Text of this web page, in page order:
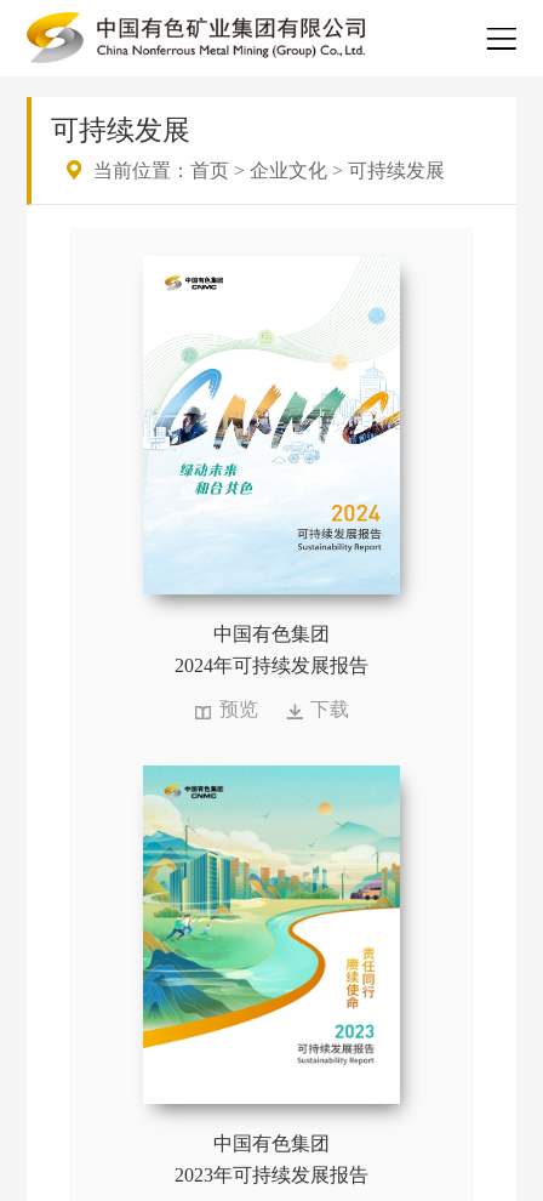
可持续发展
当前位置：首页 >企业文化 >可持续发展
中国有色集团
2024年可持续发展报告
预览 下载
中国有色集团
2023年可持续发展报告